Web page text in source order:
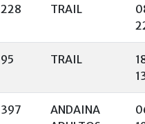
228 TRAIL
95 TRAIL
397
ANDAINA